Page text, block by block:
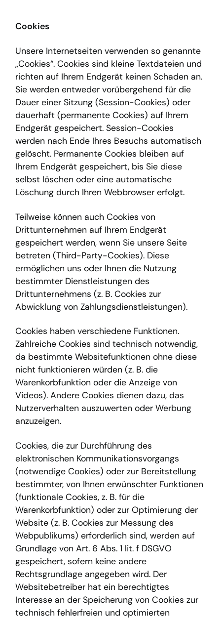
Cookies
Unsere Internetseiten verwenden so genannte
„Cookies“. Cookies sind kleine Textdateien und
richten auf Ihrem Endgerät keinen Schaden an.
Sie werden entweder vorübergehend für die
Dauer einer Sitzung (Session-Cookies) oder
dauerhaft (permanente Cookies) auf Ihrem
Endgerät gespeichert. Session-Cookies
werden nach Ende Ihres Besuchs automatisch
gelöscht. Permanente Cookies bleiben auf
Ihrem Endgerät gespeichert, bis Sie diese
selbst löschen oder eine automatische
Löschung durch Ihren Webbrowser erfolgt.
Teilweise können auch Cookies von
Drittunternehmen auf Ihrem Endgerät
gespeichert werden, wenn Sie unsere Seite
betreten (Third-Party-Cookies). Diese
ermöglichen uns oder Ihnen die Nutzung
bestimmter Dienstleistungen des
Drittunternehmens (z. B. Cookies zur
Abwicklung von Zahlungsdienstleistungen).
Cookies haben verschiedene Funktionen.
Zahlreiche Cookies sind technisch notwendig,
da bestimmte Websitefunktionen ohne diese
nicht funktionieren würden (z. B. die
Warenkorbfunktion oder die Anzeige von
Videos). Andere Cookies dienen dazu, das
Nutzerverhalten auszuwerten oder Werbung
anzuzeigen.
Cookies, die zur Durchführung des
elektronischen Kommunikationsvorgangs
(notwendige Cookies) oder zur Bereitstellung
bestimmter, von Ihnen erwünschter Funktionen
(funktionale Cookies, z. B. für die
Warenkorbfunktion) oder zur Optimierung der
Website (z. B. Cookies zur Messung des
Webpublikums) erforderlich sind, werden auf
Grundlage von Art. 6 Abs. 1 lit. f DSGVO
gespeichert, sofern keine andere
Rechtsgrundlage angegeben wird. Der
Websitebetreiber hat ein berechtigtes
Interesse an der Speicherung von Cookies zur
technisch fehlerfreien und optimierten